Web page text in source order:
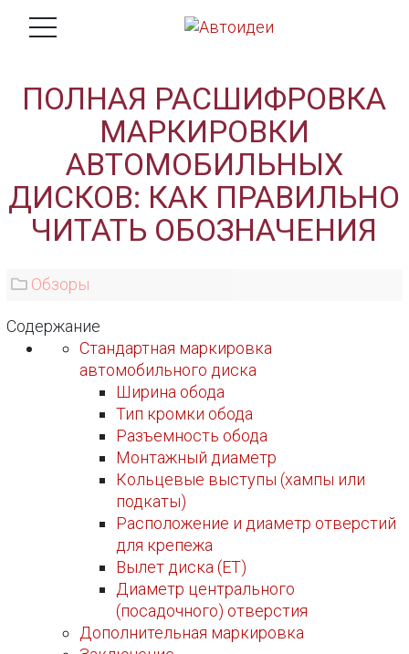
ПОЛНАЯ РАСШИФРОВКА
МАРКИРОВКИ
АВТОМОБИЛЬНЫХ
ДИСКОВ: КАК ПРАВИЛЬНО
ЧИТАТЬ ОБОЗНАЧЕНИЯ
Обзоры
Содержание
Стандартная маркировка
автомобильного диска
Ширина обода
Тип кромки обода
Разъемность обода
Монтажный диаметр
Кольцевые выступы (хампы или
подкаты)
Расположение и диаметр отверстий
для крепежа
Вылет диска (ET)
Диаметр центрального
(посадочного) отверстия
Дополнительная маркировка